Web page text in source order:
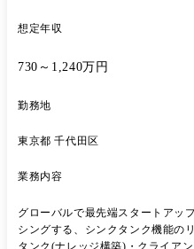
想定年収
730～1,240万円
勤務地
東京都 千代田区
業務内容
グローバルで最先端スタートアッ
シングする、シンクタンク機能の
タンク(ナレッジ構築)・クライア